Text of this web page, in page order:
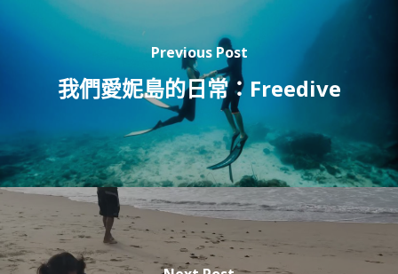
Previous Post
我們愛妮島的日常：Freedive